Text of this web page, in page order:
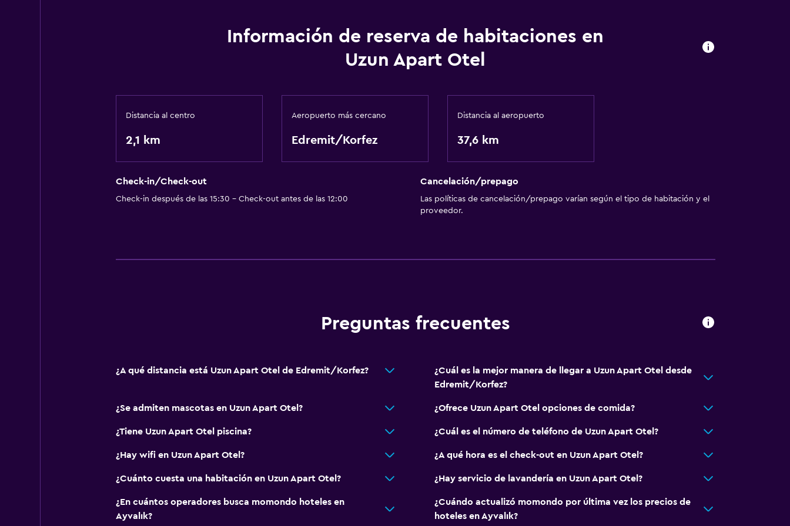
Traslado aeropuerto
Piscina
Piscina al aire libre
Información de reserva de habitaciones en
Uzun Apart Otel
Distancia al centro
2,1 km
Aeropuerto más cercano
Edremit/Korfez
Distancia al aeropuerto
37,6 km
Check-in/Check-out
Check-in después de las 15:30 - Check-out antes de las 12:00
Cancelación/prepago
Las políticas de cancelación/prepago varían según el tipo de habitación y el
proveedor.
Preguntas frecuentes
¿A qué distancia está Uzun Apart Otel de Edremit/Korfez?
¿Cuál es la mejor manera de llegar a Uzun Apart Otel desde
Edremit/Korfez?
¿Se admiten mascotas en Uzun Apart Otel? ¿Ofrece Uzun Apart Otel opciones de comida?
¿Tiene Uzun Apart Otel piscina? ¿Cuál es el número de teléfono de Uzun Apart Otel?
¿Hay wifi en Uzun Apart Otel? ¿A qué hora es el check-out en Uzun Apart Otel?
¿Cuánto cuesta una habitación en Uzun Apart Otel? ¿Hay servicio de lavandería en Uzun Apart Otel?
¿En cuántos operadores busca momondo hoteles en
Ayvalık?
¿Cuándo actualizó momondo por última vez los precios de
hoteles en Ayvalık?